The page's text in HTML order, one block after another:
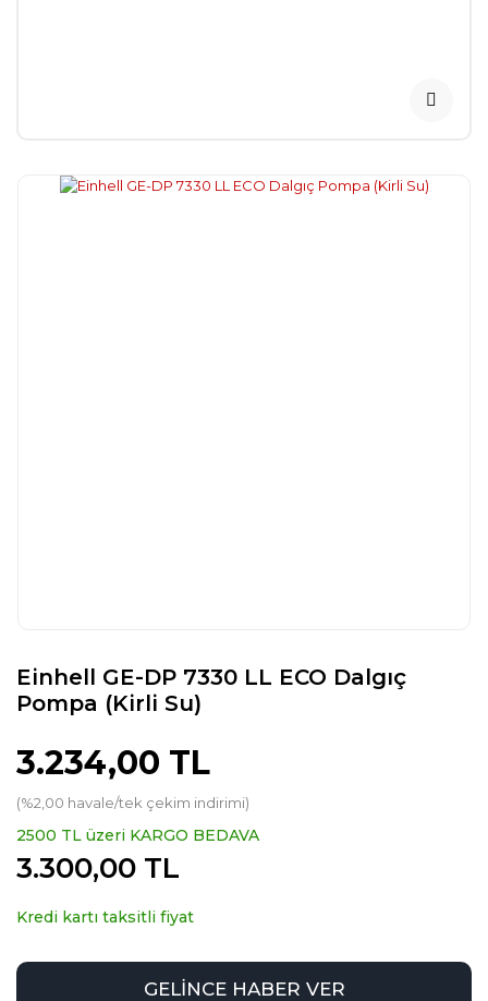
Einhell GE-DP 7330 LL ECO Dalgıç
Pompa (Kirli Su)
3.234,00 TL
(%2,00 havale/tek çekim indirimi)
2500 TL üzeri KARGO BEDAVA
3.300,00 TL
Kredi kartı taksitli fiyat
GELİNCE HABER VER